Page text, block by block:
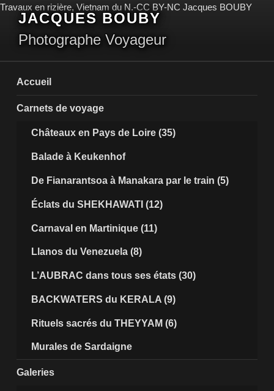
Aller
contenu
Travaux en rizière, Vietnam du N.-CC BY-NC Jacques BOUBY
JACQUES BOUBY
Photographe Voyageur
Accueil
Carnets de voyage
Châteaux en Pays de Loire (35)
Balade à Keukenhof
De Fianarantsoa à Manakara par le train (5)
Éclats du SHEKHAWATI (12)
Carnaval en Martinique (11)
Llanos du Venezuela (8)
L’AUBRAC dans tous ses états (30)
BACKWATERS du KERALA (9)
Rituels sacrés du THEYYAM (6)
Murales de Sardaigne
Galeries